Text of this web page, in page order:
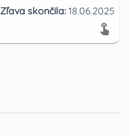
Zľava skončila: 18.06.2025